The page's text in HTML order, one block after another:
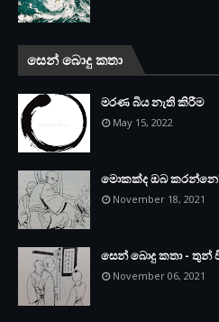
සෙන් බොදු කතා
මරණ බිය නැති කිරීම
May 15, 2022
මොකක්ද ඔබ
November 18, 2021
සෙන් බොදු කතා -
November 06, 2021